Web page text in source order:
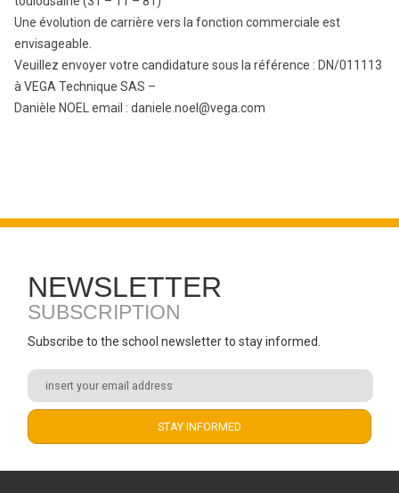
Une évolution de carrière vers la fonction commerciale est
envisageable.
Veuillez envoyer votre candidature sous la référence : DN/011113
à VEGA Technique SAS –
Danièle NOEL email : daniele.noel@vega.com
NEWSLETTER
SUBSCRIPTION
Subscribe to the school newsletter to stay informed.